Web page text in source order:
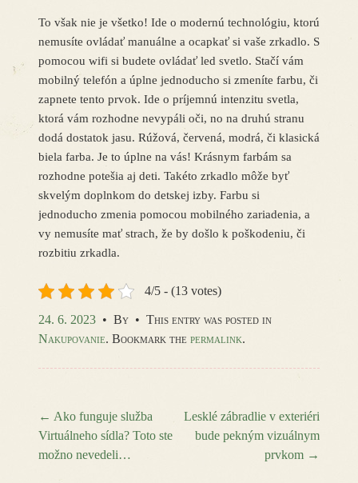
To však nie je všetko! Ide o modernú technológiu, ktorú
nemusíte ovládať manuálne a ocapkať si vaše zrkadlo. S
pomocou wifi si budete ovládať led svetlo. Stačí vám
mobilný telefón a úplne jednoducho si zmeníte farbu, či
zapnete tento prvok. Ide o príjemnú intenzitu svetla,
ktorá vám rozhodne nevypáli oči, no na druhú stranu
dodá dostatok jasu. Rúžová, červená, modrá, či klasická
biela farba. Je to úplne na vás! Krásnym farbám sa
rozhodne potešia aj deti. Takéto zrkadlo môže byť
skvelým doplnkom do detskej izby. Farbu si
jednoducho zmenia pomocou mobilného zariadenia, a
vy nemusíte mať strach, že by došlo k poškodeniu, či
rozbitiu zrkadla.
4/5 - (13 votes)
24. 6. 2023 • By • This entry was posted in
Nakupovanie. Bookmark the permalink.
Post navigation
← Ako funguje služba
Virtuálneho sídla? Toto ste
možno nevedeli…
Lesklé zábradlie v exteriéri
bude pekným vizuálnym
prvkom →